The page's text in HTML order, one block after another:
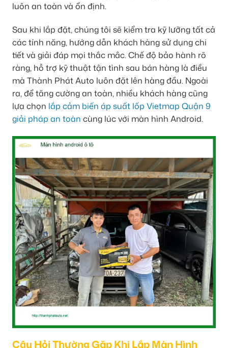
luôn an toàn và ổn định.
Sau khi lắp đặt, chúng tôi sẽ kiểm tra kỹ lưỡng tất cả
các tính năng, hướng dẫn khách hàng sử dụng chi
tiết và giải đáp mọi thắc mắc. Chế độ bảo hành rõ
ràng, hỗ trợ kỹ thuật tận tình sau bán hàng là điều
mà Thành Phát Auto luôn đặt lên hàng đầu. Ngoài
ra, để tăng cường an toàn, nhiều khách hàng cũng
lựa chọn lắp cảm biến áp suất lốp Vietmap Quận 9
giải pháp an toàn cùng lúc với màn hình Android.
Câu Hỏi Thường Gặp Khi Lắp Màn Hình